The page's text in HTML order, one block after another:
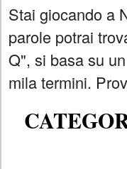
Stai giocando a
parole potrai
Q", si basa su
mila termini.